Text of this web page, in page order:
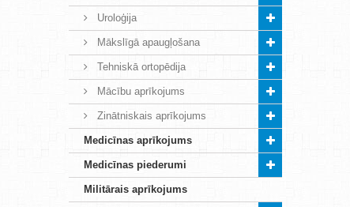
Uroloģija
Mākslīgā apaugļošana
Tehniskā ortopēdija
Mācību aprīkojums
Zinātniskais aprīkojums
Medicīnas aprīkojums
Medicīnas piederumi
Militārais aprīkojums